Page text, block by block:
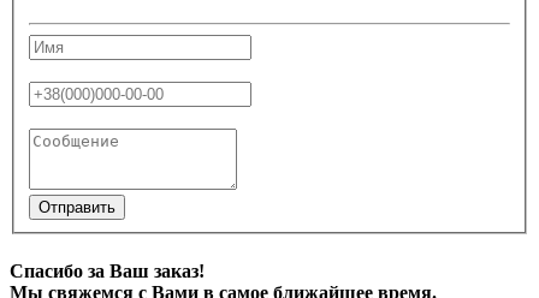
Отправить
Спасибо за Ваш заказ!
Мы свяжемся с Вами в самое ближайшее время.